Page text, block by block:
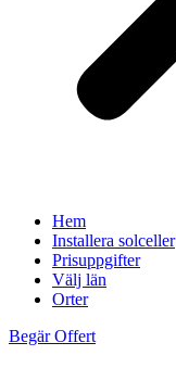
Hem
Installera solceller
Prisuppgifter
Välj län
Orter
Begär Offert